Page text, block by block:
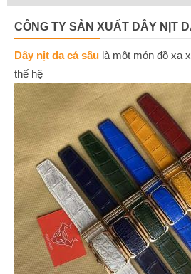
CÔNG TY SẢN XUẤT DÂY NỊT
Dây nịt da cá sấu là một món đồ xa
thế hệ